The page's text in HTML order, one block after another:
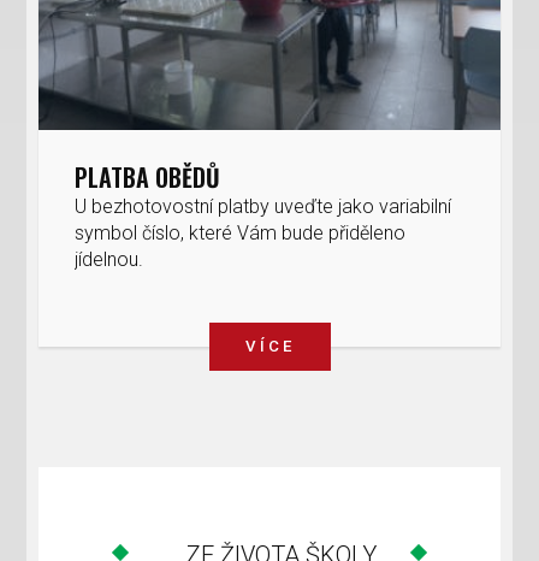
PLATBA OBĚDŮ
U bezhotovostní platby uveďte jako variabilní
symbol číslo, které Vám bude přiděleno
jídelnou.
VÍCE
ZE ŽIVOTA ŠKOLY